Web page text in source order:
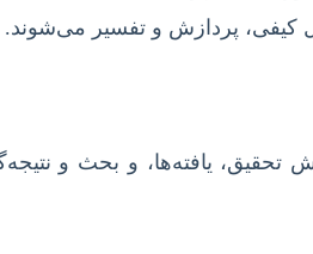
تحقیق، یافته‌ها، و بحث و